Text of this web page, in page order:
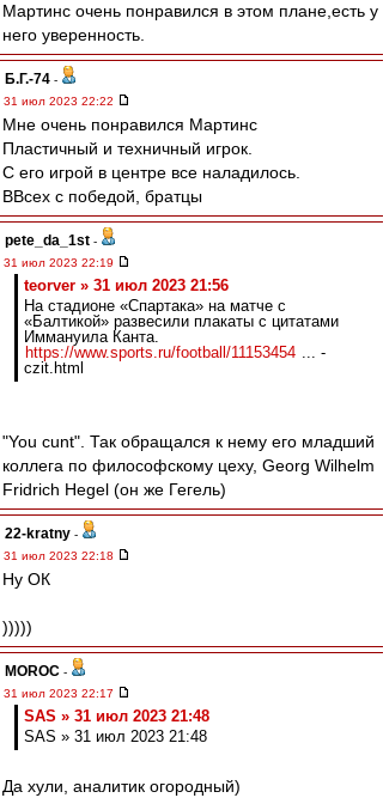
Мартинс очень понравился в этом плане,есть у
него уверенность.
Б.Г.-74 -
31 июл 2023 22:22
Мне очень понравился Мартинс
Пластичный и техничный игрок.
С его игрой в центре все наладилось.
ВВсех с победой, братцы
pete_da_1st -
31 июл 2023 22:19
teorver » 31 июл 2023 21:56
На стадионе «Спартака» на матче с
«Балтикой» развесили плакаты с цитатами
Иммануила Канта.
https://www.sports.ru/football/11153454 ... -
czit.html
"You cunt". Так обращался к нему его младший
коллега по философскому цеху, Georg Wilhelm
Fridrich Hegel (он же Гегель)
22-kratny -
31 июл 2023 22:18
Ну ОК
)))))
MOROC -
31 июл 2023 22:17
SAS » 31 июл 2023 21:48
SAS » 31 июл 2023 21:48
Да хули, аналитик огородный)